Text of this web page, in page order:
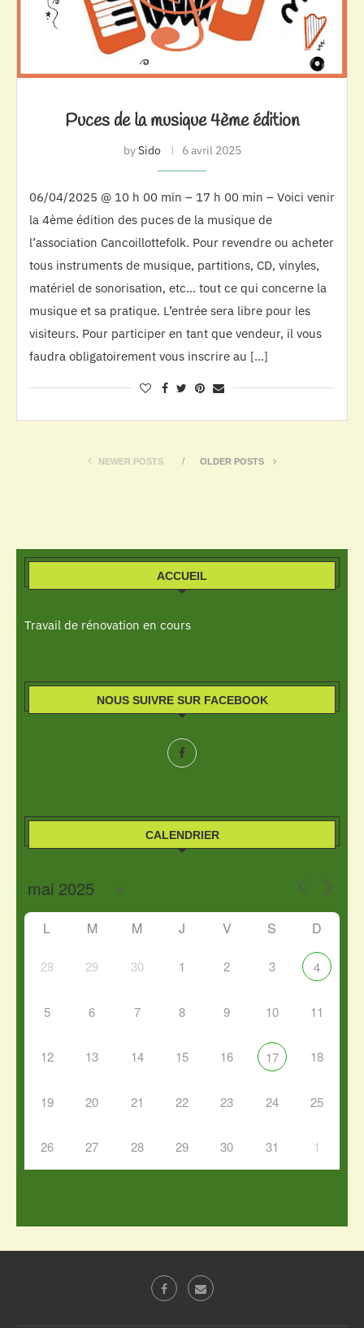
Puces de la musique 4ème édition
bySido 6 avril 2025
06/04/2025 @ 10 h 00 min – 17 h 00 min – Voici venir
la 4ème édition des puces de la musique de
l’association Cancoillottefolk. Pour revendre ou acheter
tous instruments de musique, partitions, CD, vinyles,
matériel de sonorisation, etc… tout ce qui concerne la
musique et sa pratique. L’entrée sera libre pour les
visiteurs. Pour participer en tant que vendeur, il vous
faudra obligatoirement vous inscrire au […]
NEWER POSTS OLDER POSTS
ACCUEIL
Travail de rénovation en cours
NOUS SUIVRE SUR FACEBOOK
CALENDRIER
L M M J V S D
28 29 30 1 2 3 4
5 6 7 8 9 10 11
12 13 14 15 16 17 18
19 20 21 22 23 24 25
26 27 28 29 30 31 1